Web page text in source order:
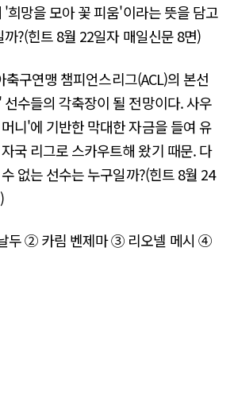
'희망을 모아 꽃 피움'이라는 뜻을 담고
?(힌트 8월 22일자 매일신문 8면)
구연맹 챔피언스리그(ACL)의 본선
수들의 각축장이 될 전망이다. 사우
니'에 기반한 막대한 자금을 들여 유
국 리그로 스카우트해 왔기 때문. 다
없는 선수는 누구일까?(힌트 8월 24
두 ② 카림 벤제마 ③ 리오넬 메시 ④